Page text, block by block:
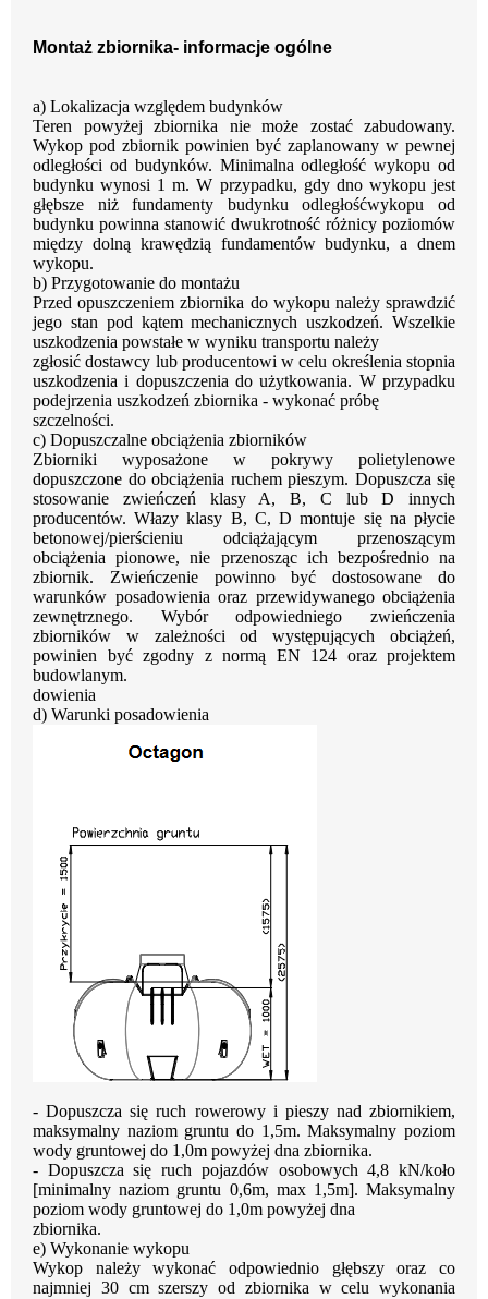
Montaż zbiornika- informacje ogólne
a) Lokalizacja względem budynków
Teren powyżej zbiornika
nie może
zostać zabudowany.
Wykop pod zbiornik powinien być zaplanowany w pewnej
odległości od budynków. Minimalna odległość wykopu od
budynkuwynosi 1 m. W przypadku, gdy dno wykopu jest
głębsze niż fundamenty budynku odległośćwykopu
od
budynku powinna stanowić dwukrotność różnicy poziomów
między dolną krawędzią fundamentów budynku, a dnem
wykopu.
b) Przygotowanie do montażu
Przed opuszczeniem zbiornika do wykopu należy sprawdzić
jego stan pod kątemmechanicznych uszkodzeń. Wszelkie
uszkodzenia powstałe w wyniku transportu należy
zgłosić dostawcy lub producentowi w celu określenia stopnia
uszkodzenia i dopuszczenia do użytkowania. W przypadku
podejrzenia uszkodzeń zbiornika - wykonać próbę
szczelności.
c) Dopuszczalne obciążenia zbiorników
Zbiorniki
wyposażone w pokrywy
polietylenowe
dopuszczone do obciążenia ruchem pieszym. Dopuszcza się
stosowanie zwieńczeń klasy A, B, C lub D innych
producentów. Włazy klasy B, C, D montuje się na płycie
betonowej/pierścieniu
odciążającym
przenoszącym
obciążenia pionowe, nie przenosząc ich bezpośrednio na
zbiornik. Zwieńczenie powinnobyć dostosowane
do
warunków posadowienia oraz przewidywanego obciążenia
zewnętrznego.
Wybór odpowiedniego
zwieńczenia
zbiorników
w zależnościod występujących
obciążeń,
powinien być zgodny z normą EN 124 oraz projektem
budowlanym.
dowienia
d) Warunki posadowienia
- Dopuszcza się ruch rowerowy i pieszy nad zbiornikiem,
maksymalny naziom gruntu do 1,5m. Maksymalny poziom
wody gruntowej do 1,0m powyżej dna zbiornika.
- Dopuszcza się ruch pojazdów osobowych 4,8 kN/koło
[minimalny naziom gruntu 0,6m, max 1,5m]. Maksymalny
poziom wody gruntowej do 1,0m powyżej dna
zbiornika.
e) Wykonanie wykopu
Wykop należy wykonać odpowiednio głębszy oraz co
najmniej 30 cm szerszy od zbiornika w celu wykonania